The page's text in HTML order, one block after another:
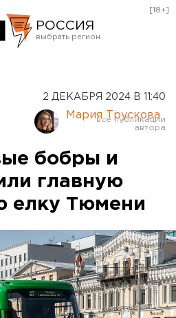
РОССИЯ
Курган
Оренбург
[18+]
2 ДЕКАБРЯ 2024 В 11:40
Мария Трускова
бобры и
главную
елку Тюмени